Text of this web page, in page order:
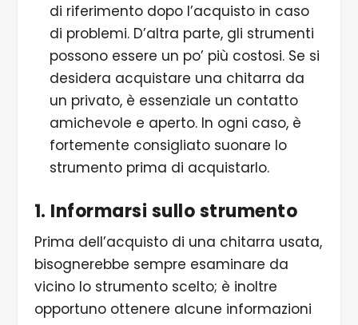
di riferimento dopo l’acquisto in caso
di problemi. D’altra parte, gli strumenti
possono essere un po’ più costosi. Se si
desidera acquistare una chitarra da
un privato, è essenziale un contatto
amichevole e aperto. In ogni caso, è
fortemente consigliato suonare lo
strumento prima di acquistarlo.
1. Informarsi sullo strumento
Prima dell’acquisto di una chitarra usata,
bisognerebbe sempre esaminare da
vicino lo strumento scelto; è inoltre
opportuno ottenere alcune informazioni